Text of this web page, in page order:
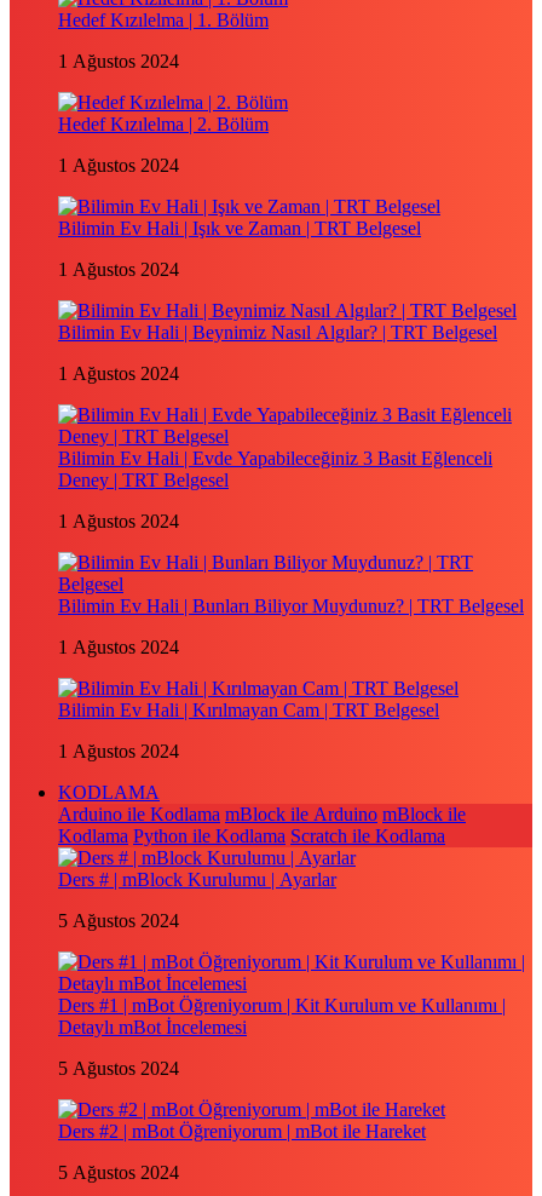
Hedef Kızılelma | 1. Bölüm
1 Ağustos 2024
Hedef Kızılelma | 2. Bölüm
1 Ağustos 2024
Bilimin Ev Hali | Işık ve Zaman | TRT Belgesel
1 Ağustos 2024
Bilimin Ev Hali | Beynimiz Nasıl Algılar? | TRT Belgesel
1 Ağustos 2024
Bilimin Ev Hali | Evde Yapabileceğiniz 3 Basit Eğlenceli
Deney | TRT Belgesel
1 Ağustos 2024
Bilimin Ev Hali | Bunları Biliyor Muydunuz? | TRT Belgesel
1 Ağustos 2024
Bilimin Ev Hali | Kırılmayan Cam | TRT Belgesel
1 Ağustos 2024
KODLAMA
Arduino ile Kodlama mBlock ile Arduino mBlock ile
Kodlama Python ile Kodlama Scratch ile Kodlama
Ders # | mBlock Kurulumu | Ayarlar
5 Ağustos 2024
Ders #1 | mBot Öğreniyorum | Kit Kurulum ve Kullanımı |
Detaylı mBot İncelemesi
5 Ağustos 2024
Ders #2 | mBot Öğreniyorum | mBot ile Hareket
5 Ağustos 2024